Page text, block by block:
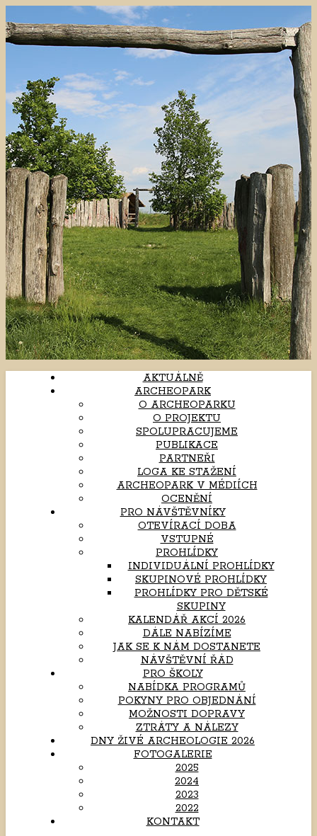
AKTUÁLNĚ
ARCHEOPARK
O ARCHEOPARKU
O PROJEKTU
SPOLUPRACUJEME
PUBLIKACE
PARTNEŘI
LOGA KE STAŽENÍ
ARCHEOPARK V MÉDIÍCH
OCENĚNÍ
PRO NÁVŠTĚVNÍKY
OTEVÍRACÍ DOBA
VSTUPNÉ
PROHLÍDKY
INDIVIDUÁLNÍ PROHLÍDKY
SKUPINOVÉ PROHLÍDKY
PROHLÍDKY PRO DĚTSKÉ
SKUPINY
KALENDÁŘ AKCÍ 2026
DÁLE NABÍZÍME
JAK SE K NÁM DOSTANETE
NÁVŠTĚVNÍ ŘÁD
PRO ŠKOLY
NABÍDKA PROGRAMŮ
POKYNY PRO OBJEDNÁNÍ
MOŽNOSTI DOPRAVY
ZTRÁTY A NÁLEZY
DNY ŽIVÉ ARCHEOLOGIE 2026
FOTOGALERIE
2025
2024
2023
2022
KONTAKT